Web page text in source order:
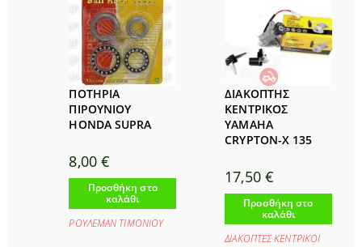
ΠΟΤΗΡΙΑ
ΠΙΡΟΥΝΙΟΥ
HONDA SUPRA
8,00 €
Προσθήκη στο
καλάθι
ΡΟΥΛΕΜΑΝ ΤΙΜΟΝΙΟΥ
ΔΙΑΚΟΠΤΗΣ
ΚΕΝΤΡΙΚΟΣ
YAMAHA
CRYPTON-X 135
17,50 €
Προσθήκη στο
καλάθι
ΔΙΑΚΟΠΤΕΣ ΚΕΝΤΡΙΚΟΙ